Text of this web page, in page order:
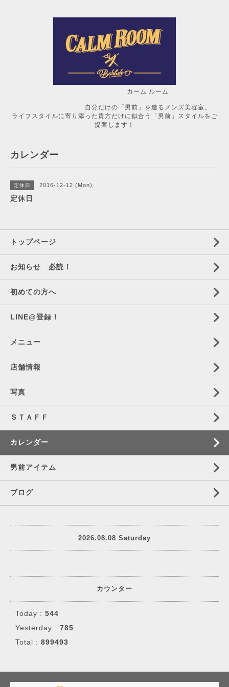
カーム ルーム
自分だけの「男前」を造るメンズ美容室。
ライフスタイルに寄り添った貴方だけに似合う「男前」スタイルをご
提案します！
カレンダー
定休日 2016-12-12 (Mon)
定休日
トップページ
お知らせ 必読！
初めての方へ
LINE@登録！
メニュー
店舗情報
写真
ＳＴＡＦＦ
カレンダー
男前アイテム
ブログ
2026.08.08 Saturday
カウンター
Today : 544
Yesterday : 785
Total : 899493